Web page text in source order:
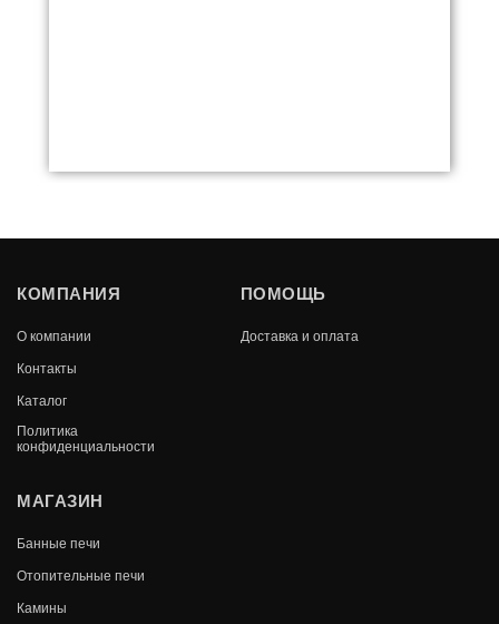
МАНГАЛ ВЕЗУВИЙ НАДЕЖНЫЙ 1000
23 310 В КОРЗИНУ
КОМПАНИЯ
О компании
Контакты
Каталог
Политика
конфиденциальности
ПОМОЩЬ
Доставка и оплата
МАГАЗИН
Банные печи
Отопительные печи
Камины